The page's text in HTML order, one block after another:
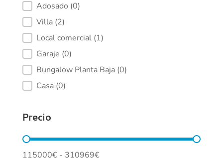
Adosado (0)
Villa (2)
Local comercial (1)
Garaje (0)
Bungalow Planta Baja (0)
Casa (0)
Precio
Precio
115000€ - 310969€